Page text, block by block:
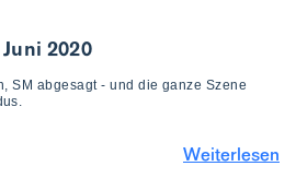
2020
SM abgesagt - und die ganze Szene
Weiterlesen